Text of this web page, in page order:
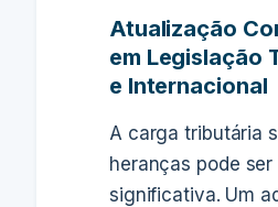
Atualização
em Legislação
e Internacional
A carga tributária
heranças pode ser
significativa. Um